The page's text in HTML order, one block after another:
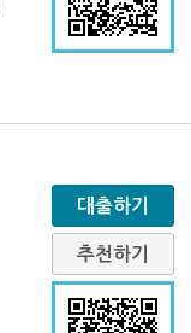
대출하기
추천하기